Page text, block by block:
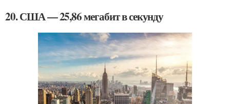
20. США — 25,86 мегабит в секунду